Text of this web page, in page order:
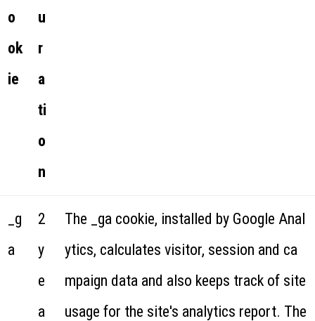
o
ok
ie
u
r
a
ti
o
n
_g
a
2
y
e
a
The _ga cookie, installed by Google Anal
ytics, calculates visitor, session and ca
mpaign data and also keeps track of site
usage for the site's analytics report. The